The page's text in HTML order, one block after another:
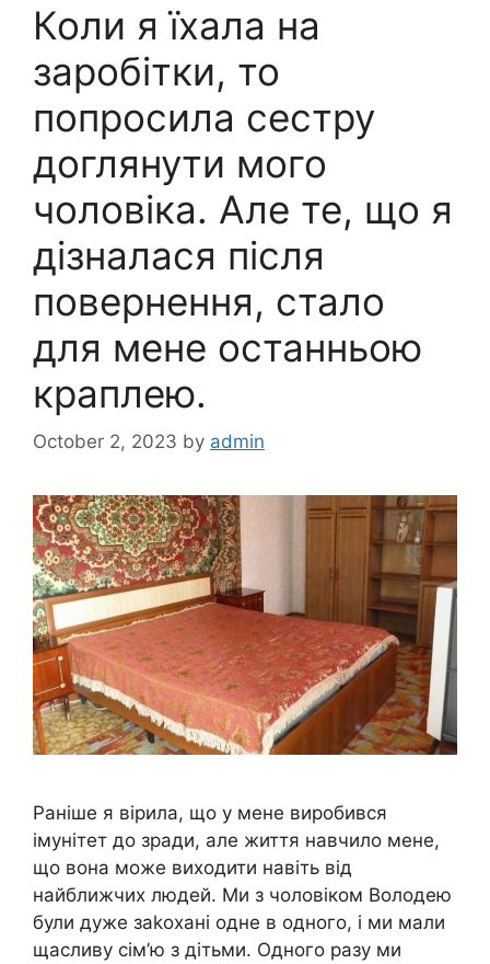
Коли я їхала на
заробітки, то
попросила сестру
доглянути мого
чоловіка. Але те, що я
дізналася після
повернення, стало
для мене останньою
краплею.
October 2, 2023 by admin
Раніше я вірила, що у мене виробився
імунітет до зради, але життя навчило мене,
що вона може виходити навіть від
найближчих людей. Ми з чоловіком Володею
були дуже заkохані одне в одного, і ми мали
щасливу сім’ю з дітьми. Одного разу ми